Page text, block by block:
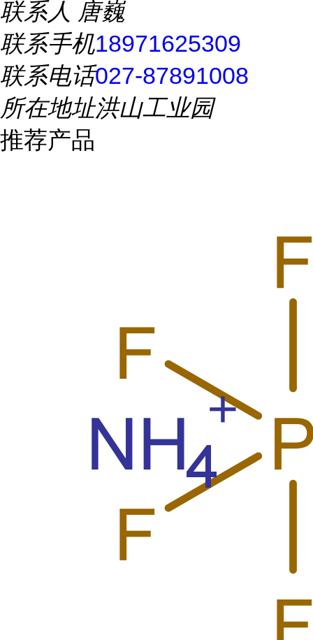
联系人 唐巍
联系手机18971625309
联系电话027-87891008
所在地址洪山工业园
推荐产品